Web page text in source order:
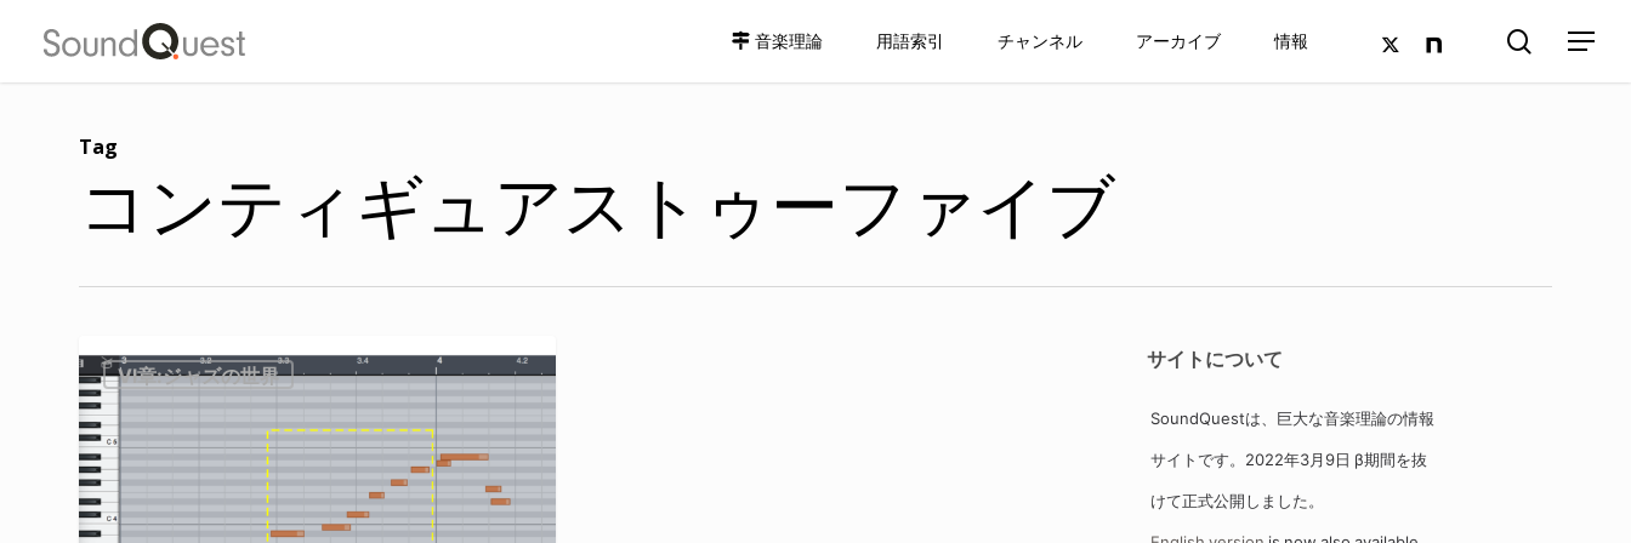
content
音楽理論 用語索引 チャンネル アーカイブ 情報 twitter
google-
search
Menu
Tag
コンティギュアストゥーファイブ
Ⅵ章:ジャズの世界
サイトについて
SoundQuestは、巨大な音楽理論の情報
サイトです。2022年3月9日 β期間を抜
けて正式公開しました。